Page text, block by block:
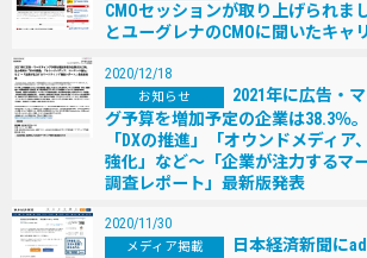
CMOセッションが取り上げられま
とユーグレナのCMOに聞いたキャ
2020/12/18
お知らせ
2021年に広告・
グ予算を増加予定の企業は38.3％
「DXの推進」「オウンドメディア
強化」など～「企業が注力するマ
調査レポート」最新版発表
2020/11/30
メディア掲載
日本経済新聞に